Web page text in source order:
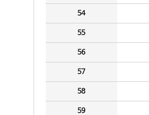
54
55
56
57
58
59